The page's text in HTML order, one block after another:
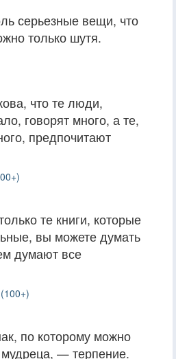
серьезные вещи, что
только шутя.
что те люди,
говорят много, а те,
предпочитают
те книги, которые
вы можете думать
думают все
по которому можно
мудреца, — терпение.